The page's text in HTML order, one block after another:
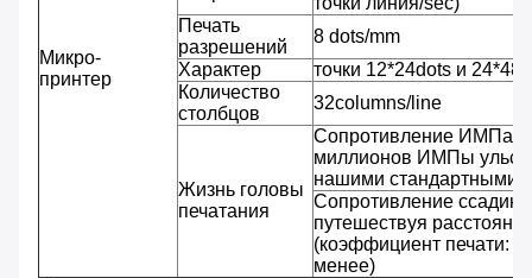
Микро-
принтер
Печать
разрешений
8 dots/mm
Характер
точки 12*24dots и 24*48
Количество
столбцов
32columns/line
Жизнь головы
печатания
Сопротивление ИМПа
миллионов ИМПы ульс/
нашими стандартными
Сопротивление
путешествуя
(коэффициент печати:
менее)